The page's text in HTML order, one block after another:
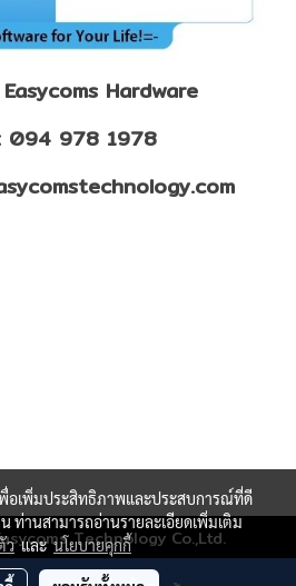
Hardware
094 978 1978
Technology Co.,Ltd.
มวันนี้ 75
พื่อเพิ่มประสิทธิภาพและประสบการณ์ที่ดี
ท่านสามารถอ่านรายละเอียดเพิ่มเติม
วและนโยบายคุกกี้